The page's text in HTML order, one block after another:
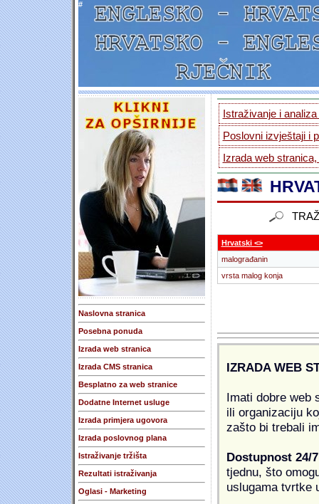
#
Naslovna stranica
Posebna ponuda
Izrada web stranica
Izrada CMS stranica
Besplatno za web stranice
Dodatne Internet usluge
Izrada primjera ugovora
Izrada poslovnog plana
Istraživanje tržišta
Rezultati istraživanja
Oglasi - Marketing
Istraživanje i
Poslovni izvještaji i
Izrada web
Hrvatski <>
malograđanin
vrsta malog konja
IZRADA WEB
Imati dobre web
ili organizaciju
zašto bi trebali
Dostupnost 24/7
tjednu, što
uslugama tvrtke